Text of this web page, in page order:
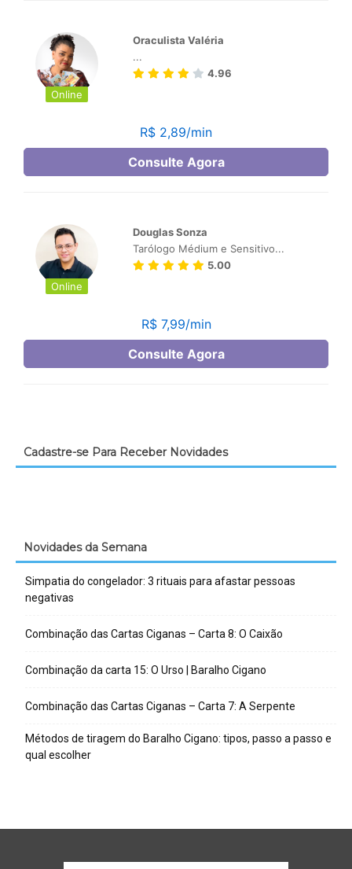
Cadastre-se Para Receber Novidades
Novidades da Semana
Simpatia do congelador: 3 rituais para afastar pessoas
negativas
Combinação das Cartas Ciganas – Carta 8: O Caixão
Combinação da carta 15: O Urso | Baralho Cigano
Combinação das Cartas Ciganas – Carta 7: A Serpente
Métodos de tiragem do Baralho Cigano: tipos, passo a passo e
qual escolher